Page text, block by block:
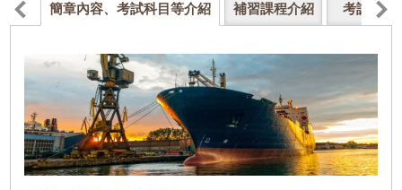
簡章內容、考試科目等介紹 補習課程介紹 考試資格